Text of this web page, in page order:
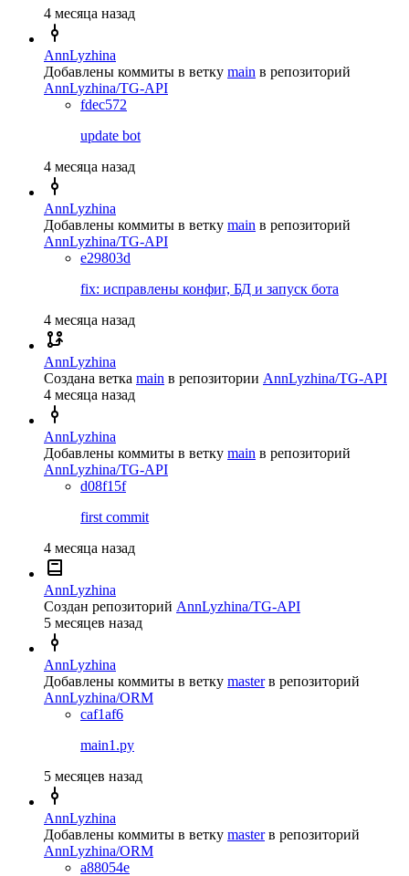
4 месяца назад
AnnLyzhina
Добавлены коммиты в ветку main в репозиторий
AnnLyzhina/TG-API
fdec572
update bot
4 месяца назад
AnnLyzhina
Добавлены коммиты в ветку main в репозиторий
AnnLyzhina/TG-API
e29803d
fix: исправлены конфиг, БД и запуск бота
4 месяца назад
AnnLyzhina
Создана ветка main в репозитории AnnLyzhina/TG-API
4 месяца назад
AnnLyzhina
Добавлены коммиты в ветку main в репозиторий
AnnLyzhina/TG-API
d08f15f
first commit
4 месяца назад
AnnLyzhina
Создан репозиторий AnnLyzhina/TG-API
5 месяцев назад
AnnLyzhina
Добавлены коммиты в ветку master в репозиторий
AnnLyzhina/ORM
caf1af6
main1.py
5 месяцев назад
AnnLyzhina
Добавлены коммиты в ветку master в репозиторий
AnnLyzhina/ORM
a88054e